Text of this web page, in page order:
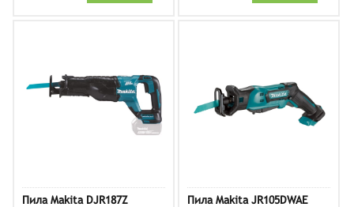
Пила Makita DJR187Z Пила Makita JR105DWAE